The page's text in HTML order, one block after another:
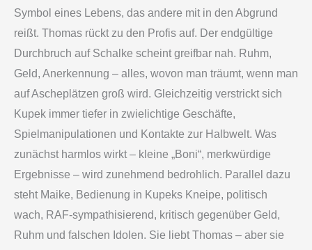
Symbol eines Lebens, das andere mit in den Abgrund
reißt. Thomas rückt zu den Profis auf. Der endgültige
Durchbruch auf Schalke scheint greifbar nah. Ruhm,
Geld, Anerkennung – alles, wovon man träumt, wenn man
auf Ascheplätzen groß wird. Gleichzeitig verstrickt sich
Kupek immer tiefer in zwielichtige Geschäfte,
Spielmanipulationen und Kontakte zur Halbwelt. Was
zunächst harmlos wirkt – kleine „Boni“, merkwürdige
Ergebnisse – wird zunehmend bedrohlich. Parallel dazu
steht Maike, Bedienung in Kupeks Kneipe, politisch
wach, RAF-sympathisierend, kritisch gegenüber Geld,
Ruhm und falschen Idolen. Sie liebt Thomas – aber sie